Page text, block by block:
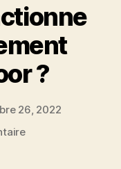
?
26, 2022
sur